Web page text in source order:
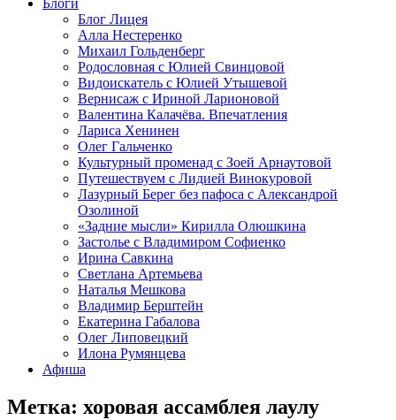
Блоги
Блог Лицея
Алла Нестеренко
Михаил Гольденберг
Родословная с Юлией Свинцовой
Видоискатель с Юлией Утышевой
Вернисаж с Ириной Ларионовой
Валентина Калачёва. Впечатления
Лариса Хенинен
Олег Гальченко
Культурный променад с Зоей Арнаутовой
Путешествуем с Лидией Винокуровой
Лазурный Берег без пафоса с Александрой
Озолиной
«Задние мысли» Кирилла Олюшкина
Застолье с Владимиром Софиенко
Ирина Савкина
Светлана Артемьева
Наталья Мешкова
Владимир Берштейн
Екатерина Габалова
Олег Липовецкий
Илона Румянцева
Афиша
Метка: хоровая ассамблея лаулу